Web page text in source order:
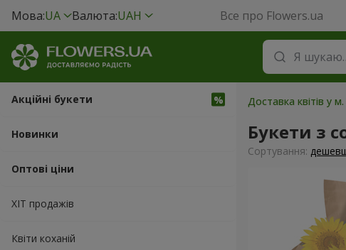
Мова:UA Валюта:UAH Все про Flowers.ua
Акційні букети
Новинки
Оптові ціни
ХІТ продажів
Квіти коханій
Доставка квітів у
Букети з
Сортування: